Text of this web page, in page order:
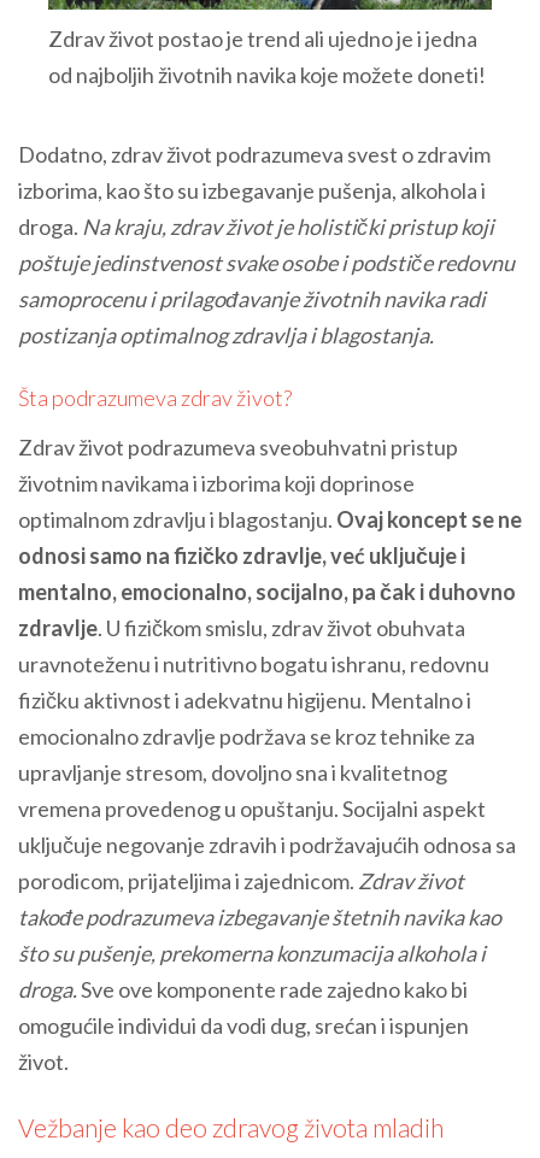
Zdrav život postao je trend ali ujedno je i jedna
od najboljih životnih navika koje možete doneti!
Dodatno, zdrav život podrazumeva svest o zdravim
izborima, kao što su izbegavanje pušenja, alkohola i
droga. Na kraju, zdrav život je holistički pristup koji
poštuje jedinstvenost svake osobe i podstiče redovnu
samoprocenu i prilagođavanje životnih navika radi
postizanja optimalnog zdravlja i blagostanja.
Šta podrazumeva zdrav život?
Zdrav život podrazumeva sveobuhvatni pristup
životnim navikama i izborima koji doprinose
optimalnom zdravlju i blagostanju. Ovaj koncept se ne
odnosi samo na fizičko zdravlje, već uključuje i
mentalno, emocionalno, socijalno, pa čak i duhovno
zdravlje. U fizičkom smislu, zdrav život obuhvata
uravnoteženu i nutritivno bogatu ishranu, redovnu
fizičku aktivnost i adekvatnu higijenu. Mentalno i
emocionalno zdravlje podržava se kroz tehnike za
upravljanje stresom, dovoljno sna i kvalitetnog
vremena provedenog u opuštanju. Socijalni aspekt
uključuje negovanje zdravih i podržavajućih odnosa sa
porodicom, prijateljima i zajednicom. Zdrav život
takođe podrazumeva izbegavanje štetnih navika kao
što su pušenje, prekomerna konzumacija alkohola i
droga.Sve ove komponente rade zajedno kako bi
omogućile individui da vodi dug, srećan i ispunjen
život.
Vežbanje kao deo zdravog života mladih